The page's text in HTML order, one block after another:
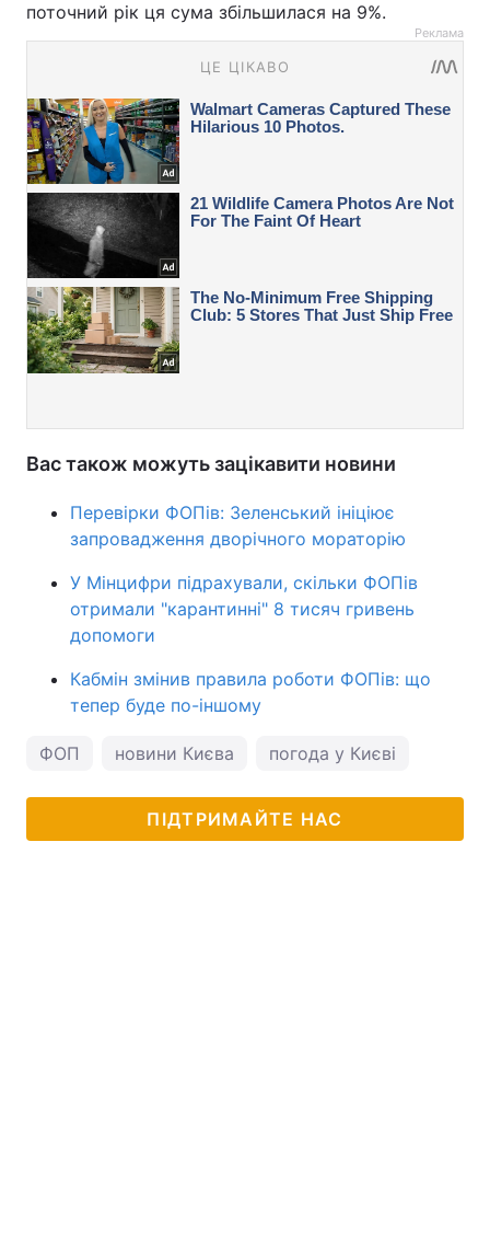
поточний рік ця сума збільшилася на 9%.
Реклама
Вас також можуть зацікавити новини
Перевірки ФОПів: Зеленський ініціює
запровадження дворічного мораторію
У Мінцифри підрахували, скільки ФОПів
отримали "карантинні" 8 тисяч гривень
допомоги
Кабмін змінив правила роботи ФОПів: що
тепер буде по-іншому
ФОП новини Києва погода у Києві
ПІДТРИМАЙТЕ НАС